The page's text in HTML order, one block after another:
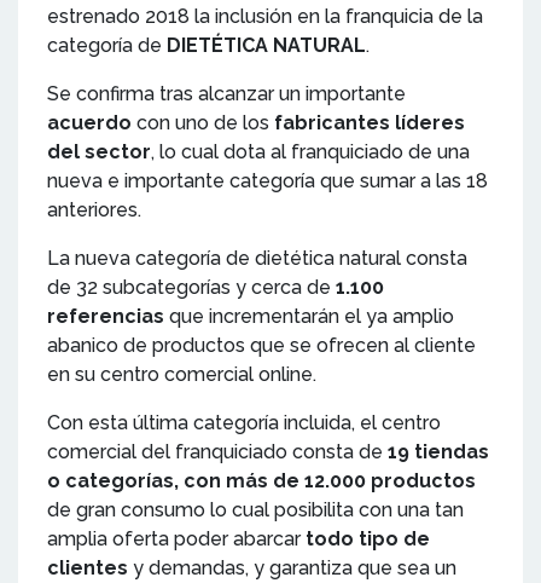
estrenado 2018 la inclusión en la franquicia de la
categoría de DIETÉTICA NATURAL.
Se confirma tras alcanzar un importante
acuerdo con uno de los fabricantes líderes
del sector, lo cual dota al franquiciado de una
nueva e importante categoría que sumar a las 18
anteriores.
La nueva categoría de dietética natural consta
de 32 subcategorías y cerca de 1.100
referencias que incrementarán el ya amplio
abanico de productos que se ofrecen al cliente
en su centro comercial online.
Con esta última categoría incluida, el centro
comercial del franquiciado consta de 19 tiendas
o categorías, con más de 12.000 productos
de gran consumo lo cual posibilita con una tan
amplia oferta poder abarcar todo tipo de
clientes y demandas, y garantiza que sea un